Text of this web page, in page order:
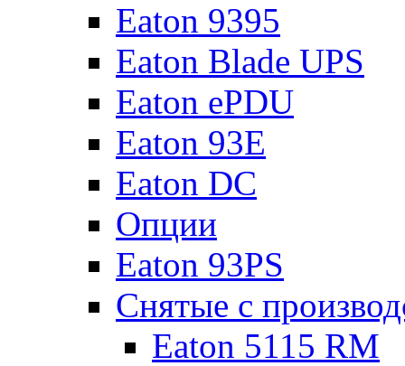
Eaton 9395
Eaton Blade UPS
Eaton ePDU
Eaton 93E
Eaton DC
Опции
Eaton 93PS
Снятые с
Eaton 5115 RM